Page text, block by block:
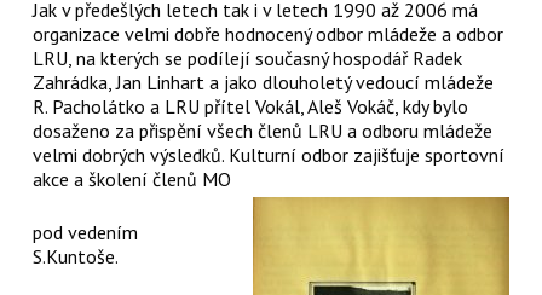
Jak v předešlých letech tak i v letech 1990 až 2006 má
organizace velmi dobře hodnocený odbor mládeže a odbor
LRU, na kterých se podílejí současný hospodář Radek
Zahrádka, Jan Linhart a jako dlouholetý vedoucí mládeže
R. Pacholátko a LRU přítel Vokál, Aleš Vokáč, kdy bylo
dosaženo za přispění všech členů LRU a odboru mládeže
velmi dobrých výsledků. Kulturní odbor zajišťuje sportovní
akce a školení členů MO
pod vedením
S.Kuntoše.